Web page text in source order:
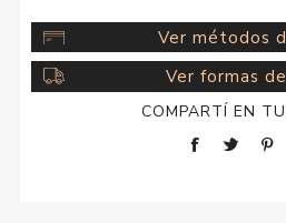
Ver métodos
Ver formas
COMPARTÍ EN